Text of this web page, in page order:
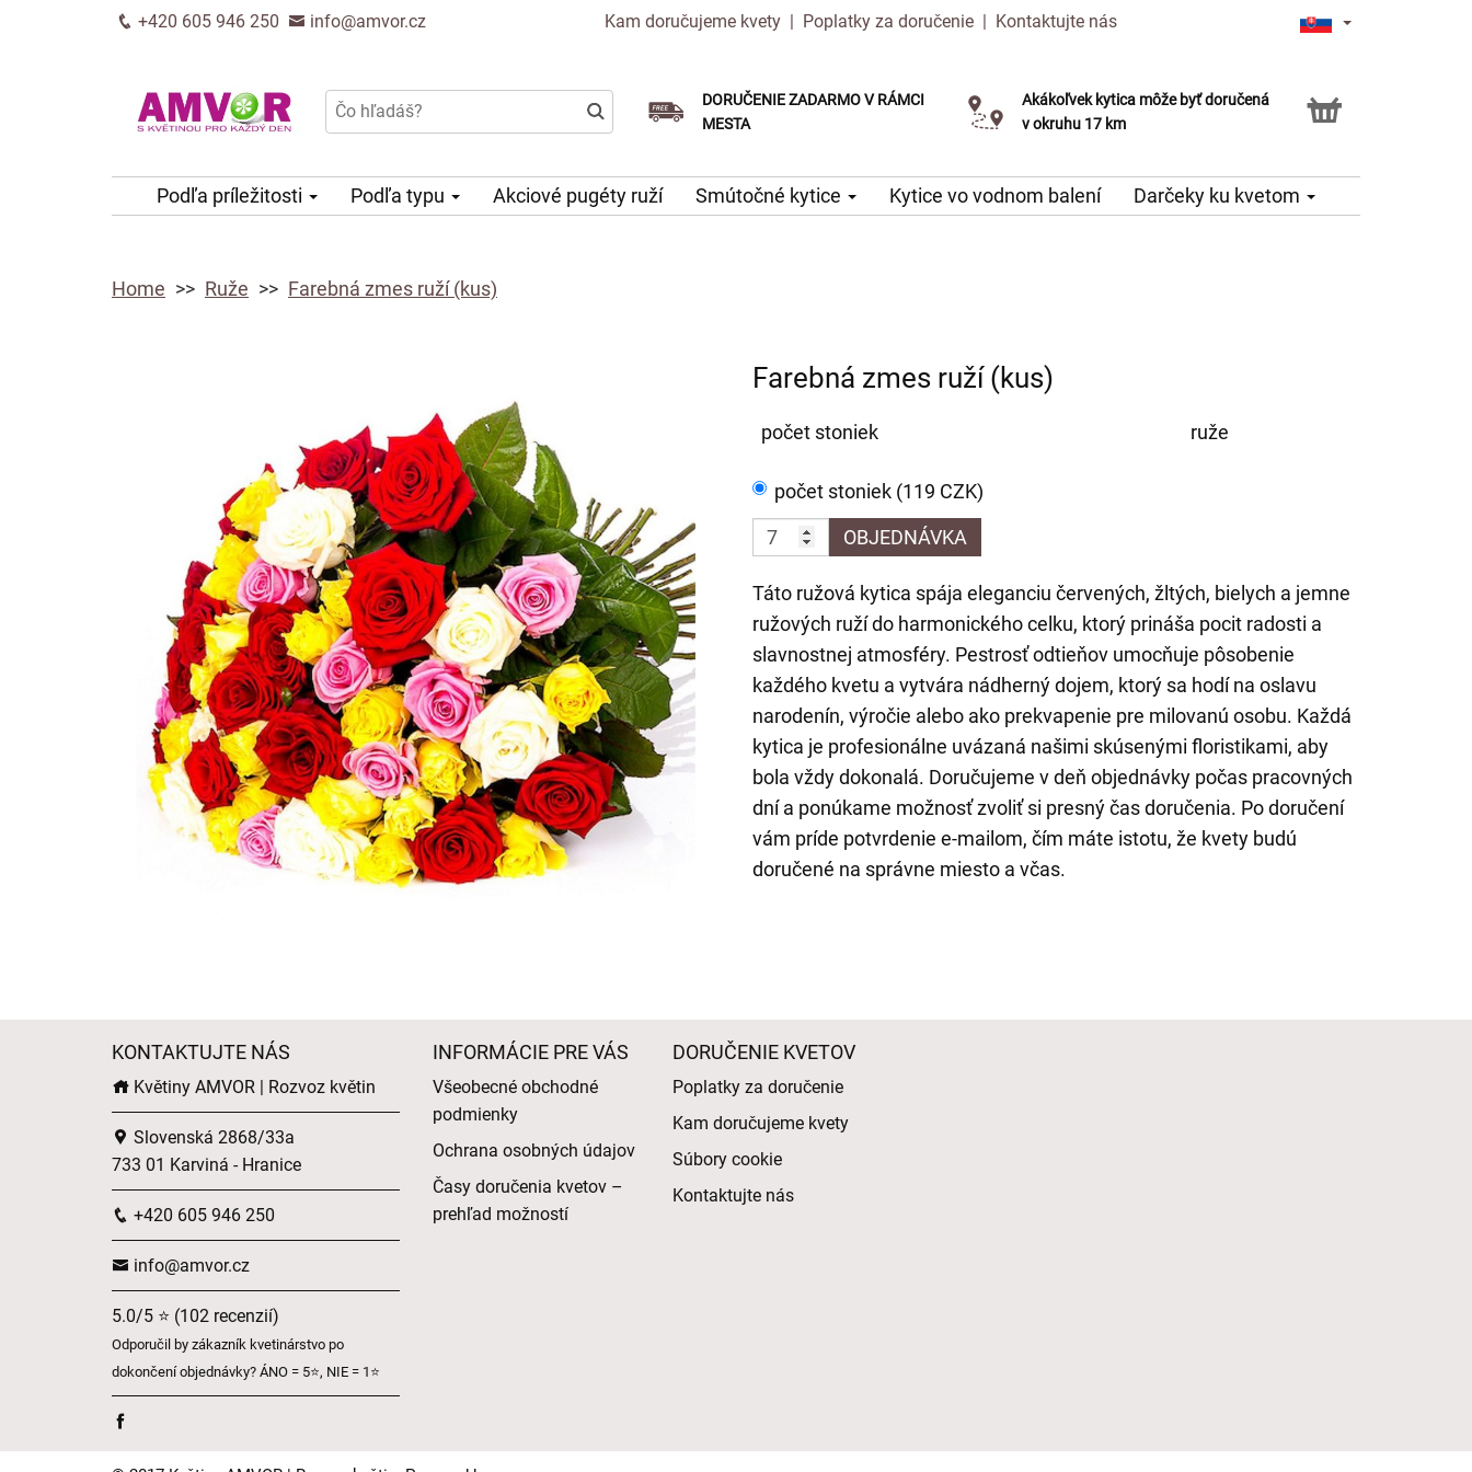
+420 605 946 250 info@amvor.cz Kam doručujeme kvety | Poplatky za doručenie | Kontaktujte nás
DORUČENIE ZADARMO V RÁMCI
MESTA
Doručenie v ten istý deň k dispozícii
Vyberte si dátum doručenia
Akákoľvek kytica môže byť doručená
v okruhu 17 km
Služba Click & Collect
Podľa príležitosti Podľa typu Akciové pugéty ruží Smútočné kytice Kytice vo vodnom balení Darčeky ku kvetom
Home Ruže Farebná zmes ruží (kus)
Farebná zmes ruží (kus)
počet stoniek ruže
počet stoniek (119 CZK)
OBJEDNÁVKA
Táto ružová kytica spája eleganciu červených, žltých, bielych a jemne
ružových ruží do harmonického celku, ktorý prináša pocit radosti a
slavnostnej atmosféry. Pestrosť odtieňov umocňuje pôsobenie
každého kvetu a vytvára nádherný dojem, ktorý sa hodí na oslavu
narodenín, výročie alebo ako prekvapenie pre milovanú osobu. Každá
kytica je profesionálne uvázaná našimi skúsenými floristikami, aby
bola vždy dokonalá. Doručujeme v deň objednávky počas pracovných
dní a ponúkame možnosť zvoliť si presný čas doručenia. Po doručení
vám príde potvrdenie e-mailom, čím máte istotu, že kvety budú
doručené na správne miesto a včas.
KONTAKTUJTE NÁS
Květiny AMVOR | Rozvoz květin
Slovenská 2868/33a
733 01 Karviná - Hranice
+420 605 946 250
info@amvor.cz
5.0/5 ⭐ (102 recenzií)
Odporučil by zákazník kvetinárstvo po
dokončení objednávky? ÁNO = 5⭐, NIE = 1⭐
INFORMÁCIE PRE VÁS
Všeobecné obchodné
podmienky
Ochrana osobných údajov
Časy doručenia kvetov –
prehľad možností
DORUČENIE KVETOV
Poplatky za doručenie
Kam doručujeme kvety
Súbory cookie
Kontaktujte nás